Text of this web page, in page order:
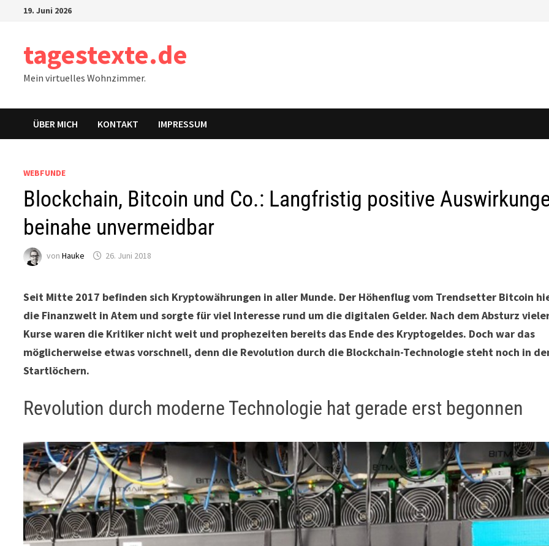
19. Juni 2026
tagestexte.de
Mein virtuelles Wohnzimmer.
ÜBER MICH KONTAKT IMPRESSUM
WEBFUNDE
Blockchain, Bitcoin und Co.: Langfristig positive
beinahe unvermeidbar
vonHauke 26. Juni 2018
Seit Mitte 2017 befinden sich Kryptowährungen in aller Munde. Der Höhenflug vom Trendsetter Bitcoin
die Finanzwelt in Atem und sorgte für viel Interesse rund um die digitalen Gelder. Nach dem Absturz
Kurse waren die Kritiker nicht weit und prophezeiten bereits das Ende des Kryptogeldes. Doch war das
möglicherweise etwas vorschnell, denn die Revolution durch die Blockchain-Technologie steht noch in
Startlöchern.
Revolution durch moderne Technologie hat gerade erst begonnen